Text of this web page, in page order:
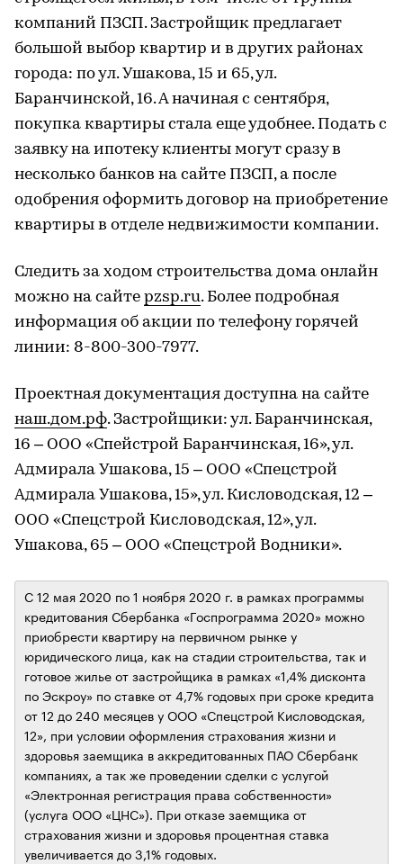
компаний ПЗСП. Застройщик предлагает
большой выбор квартир и в других районах
города: по ул. Ушакова, 15 и 65, ул.
Баранчинской, 16. А начиная с сентября,
покупка квартиры стала еще удобнее. Подать с
заявку на ипотеку клиенты могут сразу в
несколько банков на сайте ПЗСП, а после
одобрения оформить договор на приобретение
квартиры в отделе недвижимости компании.
Следить за ходом строительства дома онлайн
можно на сайте pzsp.ru. Более подробная
информация об акции по телефону горячей
линии: 8-800-300-7977.
Проектная документация доступна на сайте
наш.дом.рф. Застройщики: ул. Баранчинская,
16 – ООО «Спейстрой Баранчинская, 16», ул.
Адмирала Ушакова, 15 – ООО «Спецстрой
Адмирала Ушакова, 15», ул. Кисловодская, 12 –
ООО «Спецстрой Кисловодская, 12», ул.
Ушакова, 65 – ООО «Спецстрой Водники».
C 12 мая 2020 по 1 ноября 2020 г. в рамках программы
кредитования Сбербанка «Госпрограмма 2020» можно
приобрести квартиру на первичном рынке у
юридического лица, как на стадии строительства, так и
готовое жилье от застройщика в рамках «1,4% дисконта
по Эскроу» по ставке от 4,7% годовых при сроке кредита
от 12 до 240 месяцев у ООО «Спецстрой Кисловодская,
12», при условии оформления страхования жизни и
здоровья заемщика в аккредитованных ПАО Сбербанк
компаниях, а так же проведении сделки с услугой
«Электронная регистрация права собственности»
(услуга ООО «ЦНС»). При отказе заемщика от
страхования жизни и здоровья процентная ставка
увеличивается до 3,1% годовых.